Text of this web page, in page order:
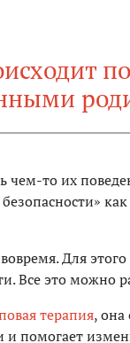
то их
Для
Все это можно
терапия, она